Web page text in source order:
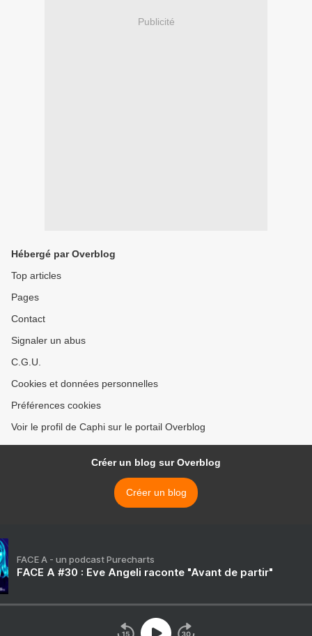
Publicité
Hébergé par Overblog
Top articles
Pages
Contact
Signaler un abus
C.G.U.
Cookies et données personnelles
Préférences cookies
Voir le profil de Caphi sur le portail Overblog
Créer un blog sur Overblog
Créer un blog
FACE A - un podcast Purecharts
FACE A #30 : Eve Angeli raconte "Avant de partir"